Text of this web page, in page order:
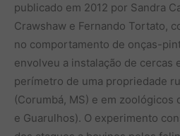
publicado em 2012 por Sandra
Crawshaw e Fernando Tortato,
no comportamento de onças-
envolveu a instalação de cercas
perímetro de uma propriedade
(Corumbá, MS) e em zoológicos
e Guarulhos). O experimento